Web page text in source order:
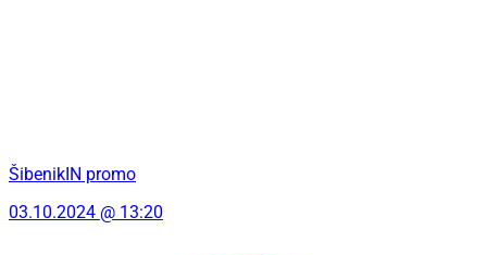
ŠibenikIN promo
03.10.2024 @ 13:20